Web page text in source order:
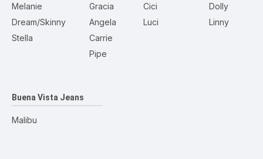
Melanie
Dream/Skinny
Stella
Gracia
Angela
Carrie
Pipe
Cici
Luci
Dolly
Linny
Buena Vista Jeans
Malibu